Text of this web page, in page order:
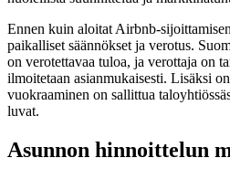
Ennen kuin aloitat Airbnb-
paikalliset säännökset ja verotus.
on verotettavaa tuloa, ja verottaja on
ilmoitetaan asianmukaisesti. Lisäksi
vuokraaminen on sallittua
luvat.
Asunnon hinnoittelun